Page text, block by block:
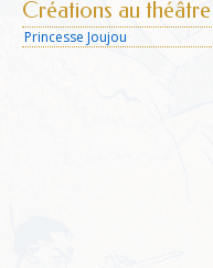
Créations au théâtre
Princesse Joujou